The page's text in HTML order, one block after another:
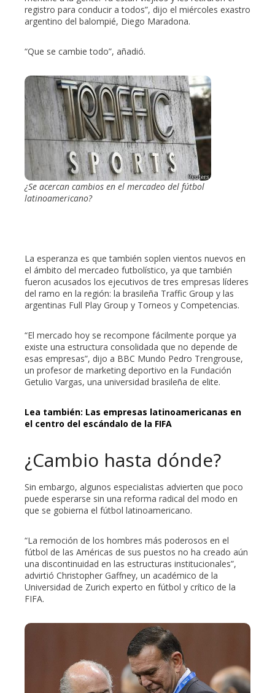
registro para conducir a todos”, dijo el miércoles exastro
argentino del balompié, Diego Maradona.
“Que se cambie todo”, añadió.
¿Se acercan cambios en el mercadeo del fútbol
latinoamericano?
La esperanza es que también soplen vientos nuevos en
el ámbito del mercadeo futbolístico, ya que también
fueron acusados los ejecutivos de tres empresas líderes
del ramo en la región: la brasileña Traffic Group y las
argentinas Full Play Group y Torneos y Competencias.
“El mercado hoy se recompone fácilmente porque ya
existe una estructura consolidada que no depende de
esas empresas”, dijo a BBC Mundo Pedro Trengrouse,
un profesor de marketing deportivo en la Fundación
Getulio Vargas, una universidad brasileña de elite.
Lea también: Las empresas latinoamericanas en
el centro del escándalo de la FIFA
¿Cambio hasta dónde?
Sin embargo, algunos especialistas advierten que poco
puede esperarse sin una reforma radical del modo en
que se gobierna el fútbol latinoamericano.
“La remoción de los hombres más poderosos en el
fútbol de las Américas de sus puestos no ha creado aún
una discontinuidad en las estructuras institucionales”,
advirtió Christopher Gaffney, un académico de la
Universidad de Zurich experto en fútbol y crítico de la
FIFA.